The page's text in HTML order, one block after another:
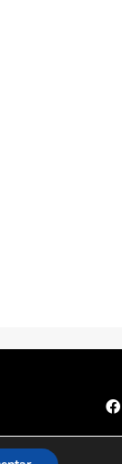
© 1997 - 2026